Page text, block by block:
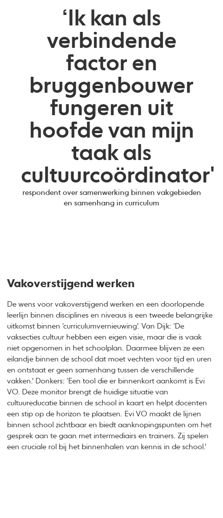
‘Ik kan als
verbindende
factor en
bruggenbouwer
fungeren uit
hoofde van mijn
taak als
cultuurcoördinator'
respondent over samenwerking binnen vakgebieden
en samenhang in curriculum
Vakoverstijgend werken
De wens voor vakoverstijgend werken en een doorlopende
leerlijn binnen disciplines en niveaus is een tweede belangrijke
uitkomst binnen ‘curriculumvernieuwing’. Van Dijk: ‘De
vaksecties cultuur hebben een eigen visie, maar die is vaak
niet opgenomen in het schoolplan. Daarmee blijven ze een
eilandje binnen de school dat moet vechten voor tijd en uren
en ontstaat er geen samenhang tussen de verschillende
vakken.’ Donkers: ‘Een tool die er binnenkort aankomt is Evi
VO. Deze monitor brengt de huidige situatie van
cultuureducatie binnen de school in kaart en helpt docenten
een stip op de horizon te plaatsen. Evi VO maakt de lijnen
binnen school zichtbaar en biedt aanknopingspunten om het
gesprek aan te gaan met intermediairs en trainers. Zij spelen
een cruciale rol bij het binnenhalen van kennis in de school.’